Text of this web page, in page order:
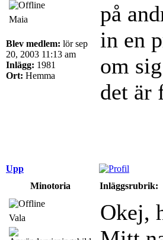
Maia
Blev medlem: lör sep
20, 2003 11:13 am
Inlägg: 1981
Ort: Hemma
på
in en
om
det är
Upp
Minotoria
Inläggsrubrik:
Vala
Okej,